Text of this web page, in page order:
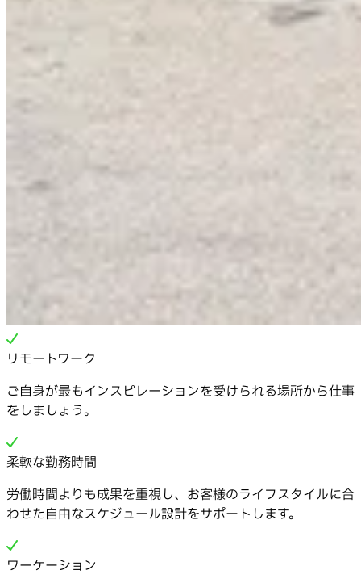
リモートワーク
ご自身が最もインスピレーションを受けられる場所から仕事
をしましょう。
柔軟な勤務時間
労働時間よりも成果を重視し、お客様のライフスタイルに合
わせた自由なスケジュール設計をサポートします。
ワーケーション